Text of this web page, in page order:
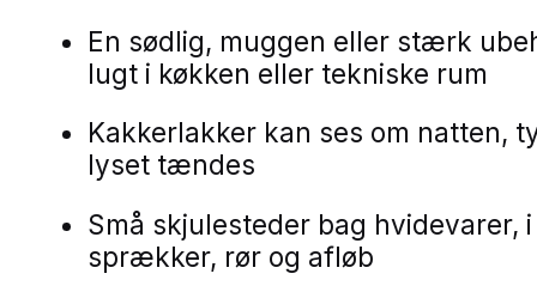
En sødlig, muggen eller stærk
lugt i køkken eller tekniske rum
Kakkerlakker kan ses om natten,
lyset tændes
Små skjulesteder bag hvidevarer, i
sprækker, rør og afløb